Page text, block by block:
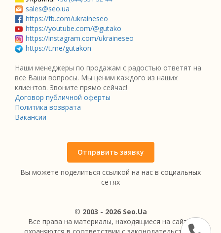
sales@seo.ua
https://fb.com/ukraineseo
https://youtube.com/@gutako
https://instagram.com/ukraineseo
https://t.me/gutakon
Наши менеджеры по продажам с радостью ответят на
все Ваши вопросы. Мы ценим каждого из наших
клиентов. Звоните прямо сейчас!
Договор публичной оферты
Политика возврата
Вакансии
Отправить заявку
Вы можете поделиться ссылкой на нас в социальных
сетях
© 2003 - 2026 Seo.Ua
Все права на материалы, находящиеся на сайте,